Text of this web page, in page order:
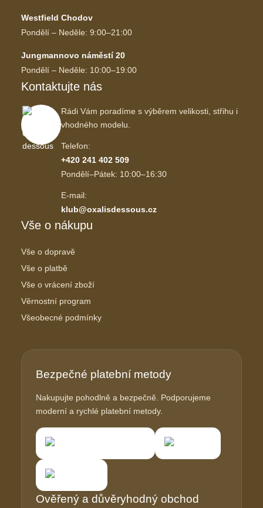
Westfield Chodov
Pondělí – Neděle: 9:00–21:00
Jungmannovo náměstí 20
Pondělí – Neděle: 10:00–19:00
Kontaktujte nás
Rádi Vám poradíme s výběrem velikosti, střihu i
vhodného modelu.
Telefon:
+420 241 402 509
Pondělí–Pátek: 10:00–16:30
E-mail:
klub@oxalisdessous.cz
Vše o nákupu
Vše o dopravě
Vše o platbě
Vše o vrácení zboží
Věrnostní program
Všeobecné podmínky
Bezpečné platební metody
Nakupujte pohodlně a bezpečně. Podporujeme
moderní a rychlé platební metody.
Ověřený a důvěryhodný obchod